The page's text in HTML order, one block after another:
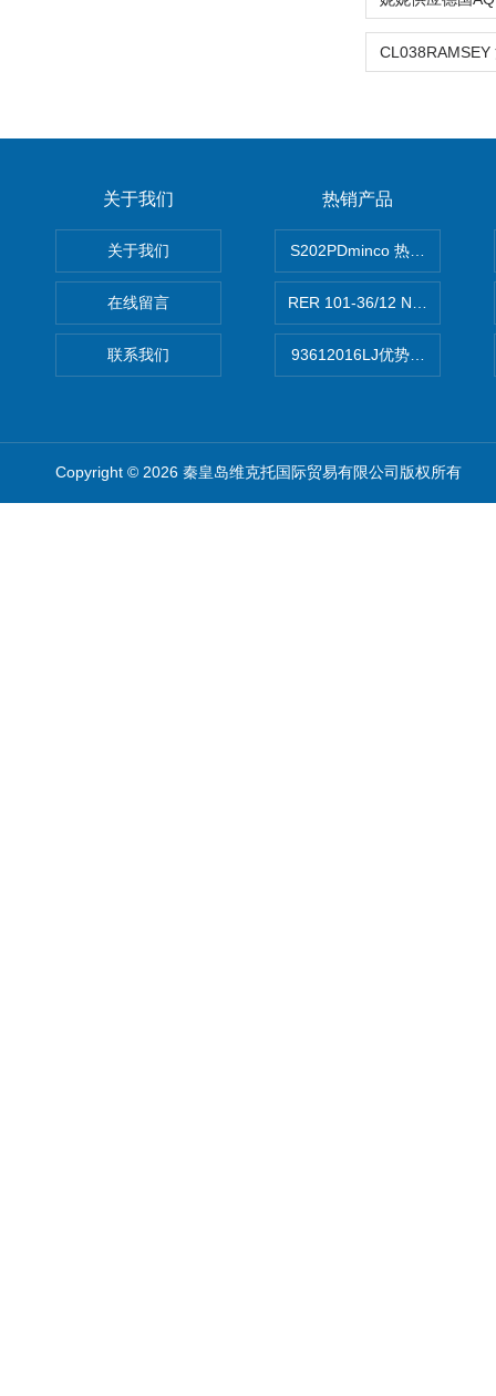
关于我们
关于我们
在线留言
联系我们
热销产品
S202PDminco 热电阻
RER 101-36/12 NHH离心
93612016LJ优势供应美国
Copyright © 2026 秦皇岛维克托国际贸易有限公司版权所有